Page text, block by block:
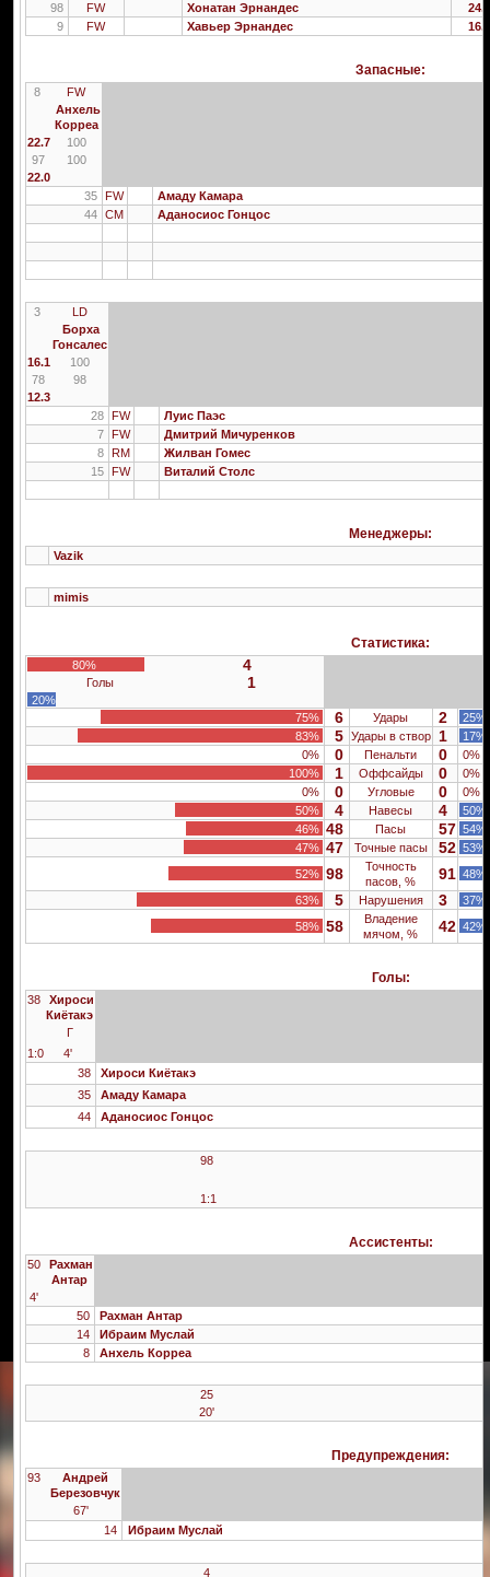
98
FW Хонатан Эрнандес
9
FW Хавьер Эрнандес
Запасные:
8
FW
Анхель
Корреа
22.7
100
97
100
22.0
35
FW
Амаду Камара
44
CM Аданосиос Гонцос
3
LD
Борха
Гонсалес
16.1
100
78
98
12.3
28
FW
Луис Паэс
7
FW
Дмитрий Мичуренков
8
RM
Жилван Гомес
15
FW Виталий Столс
Менеджеры:
Vazik
mimis
Статистика:
80% 4
Голы 1
20%
75%
6 Удары 2
25%
83%
5 Удары в створ 1
17%
0%
0 Пенальти 0
0%
100%
1 Оффсайды 0
0%
0%
0 Угловые 0
0%
50%
4 Навесы 4
50%
46% 48 Пасы 57 54%
47% 47 Точные пасы 52 53%
52% 98
Точность
пасов, %
91 48%
63%
5 Нарушения 3
37%
58% 58
Владение
мячом, %
42 42%
Голы:
38
Хироси
Киётакэ
Г
1:0
4'
38
Хироси Киётакэ
35
Амаду Камара
44
Аданосиос Гонцос
98
1:1
Ассистенты:
50
Рахман
Антар
4'
50
Рахман Антар
14
Ибраим Муслай
8
Анхель Корреа
25
20'
Предупреждения:
93
Андрей
Березовчук
67'
14
Ибраим Муслай
4